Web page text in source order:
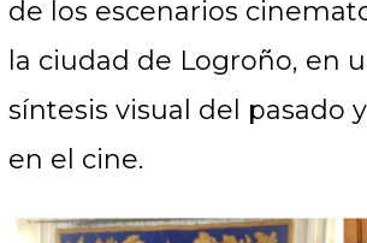
de los escenarios
la ciudad de Logroño, en
síntesis visual del pasado
en el cine.